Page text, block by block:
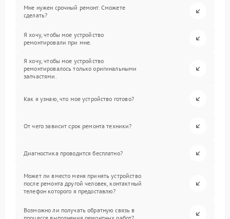
Мне нужен срочный ремонт. Сможете
сделать?
Я хочу, чтобы мое устройство
ремонтировали при мне.
Я хочу, чтобы мое устройство
ремонтировалось только оригинальными
запчастями.
Как я узнаю, что мое устройство готово?
От чего зависит срок ремонта техники?
Диагностика проводится бесплатно?
Может ли вместо меня принять устройство
после ремонта другой человек, контактный
телефон которого я предоставлю?
Возможно ли получать обратную связь в